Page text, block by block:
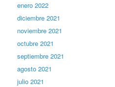
enero 2022
diciembre 2021
noviembre 2021
octubre 2021
septiembre 2021
agosto 2021
julio 2021